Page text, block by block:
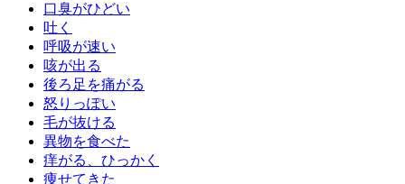
口臭がひどい
吐く
呼吸が速い
咳が出る
後ろ足を痛がる
怒りっぽい
毛が抜ける
異物を食べた
痒がる、ひっかく
痩せてきた